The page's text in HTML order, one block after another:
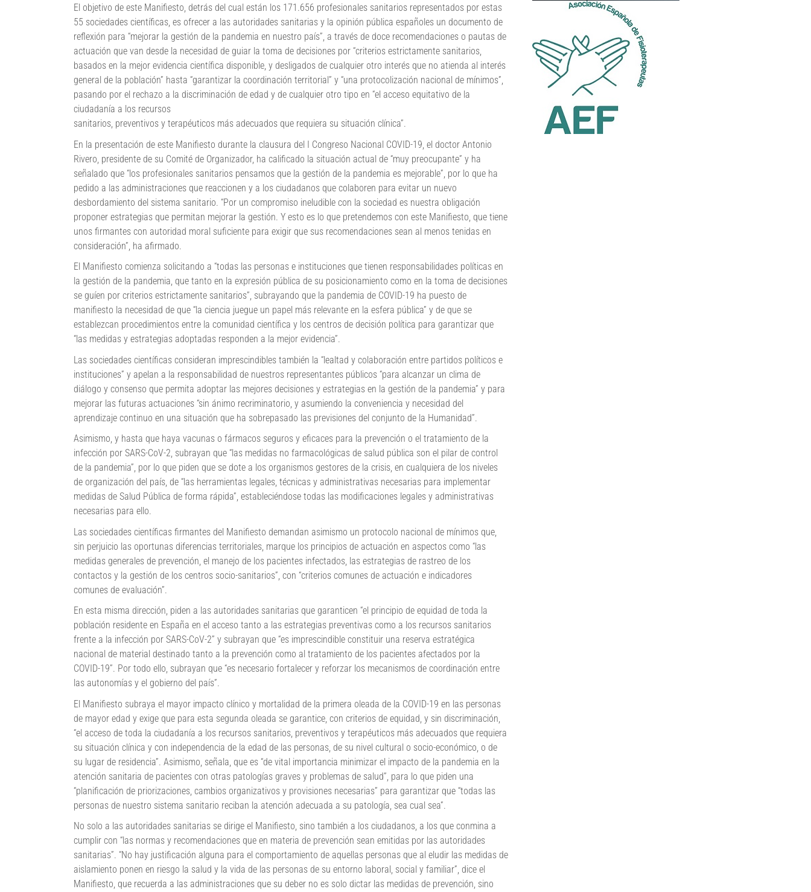
El objetivo de este Manifiesto, detrás del cual están los 171.656 profesionales sanitarios representados por estas
55 sociedades científicas, es ofrecer a las autoridades sanitarias y la opinión pública españoles un documento de
reflexión para “mejorar la gestión de la pandemia en nuestro país”, a través de doce recomendaciones o pautas de
actuación que van desde la necesidad de guiar la toma de decisiones por “criterios estrictamente sanitarios,
basados en la mejor evidencia científica disponible, y desligados de cualquier otro interés que no atienda al interés
general de la población” hasta “garantizar la coordinación territorial” y “una protocolización nacional de mínimos”,
pasando por el rechazo a la discriminación de edad y de cualquier otro tipo en “el acceso equitativo de la
ciudadanía a los recursos
sanitarios, preventivos y terapéuticos más adecuados que requiera su situación clínica”.
En la presentación de este Manifiesto durante la clausura del I Congreso Nacional COVID-19, el doctor Antonio
Rivero, presidente de su Comité de Organizador, ha calificado la situación actual de “muy preocupante” y ha
señalado que “los profesionales sanitarios pensamos que la gestión de la pandemia es mejorable”, por lo que ha
pedido a las administraciones que reaccionen y a los ciudadanos que colaboren para evitar un nuevo
desbordamiento del sistema sanitario. “Por un compromiso ineludible con la sociedad es nuestra obligación
proponer estrategias que permitan mejorar la gestión. Y esto es lo que pretendemos con este Manifiesto, que tiene
unos firmantes con autoridad moral suficiente para exigir que sus recomendaciones sean al menos tenidas en
consideración”, ha afirmado.
El Manifiesto comienza solicitando a “todas las personas e instituciones que tienen responsabilidades políticas en
la gestión de la pandemia, que tanto en la expresión pública de su posicionamiento como en la toma de decisiones
se guíen por criterios estrictamente sanitarios”, subrayando que la pandemia de COVID-19 ha puesto de
manifiesto la necesidad de que “la ciencia juegue un papel más relevante en la esfera pública” y de que se
establezcan procedimientos entre la comunidad científica y los centros de decisión política para garantizar que
“las medidas y estrategias adoptadas responden a la mejor evidencia”.
Las sociedades científicas consideran imprescindibles también la “lealtad y colaboración entre partidos políticos e
instituciones” y apelan a la responsabilidad de nuestros representantes públicos “para alcanzar un clima de
diálogo y consenso que permita adoptar las mejores decisiones y estrategias en la gestión de la pandemia” y para
mejorar las futuras actuaciones “sin ánimo recriminatorio, y asumiendo la conveniencia y necesidad del
aprendizaje continuo en una situación que ha sobrepasado las previsiones del conjunto de la Humanidad”.
Asimismo, y hasta que haya vacunas o fármacos seguros y eficaces para la prevención o el tratamiento de la
infección por SARS-CoV-2, subrayan que “las medidas no farmacológicas de salud pública son el pilar de control
de la pandemia”, por lo que piden que se dote a los organismos gestores de la crisis, en cualquiera de los niveles
de organización del país, de “las herramientas legales, técnicas y administrativas necesarias para implementar
medidas de Salud Pública de forma rápida”, estableciéndose todas las modificaciones legales y administrativas
necesarias para ello.
Las sociedades científicas firmantes del Manifiesto demandan asimismo un protocolo nacional de mínimos que,
sin perjuicio las oportunas diferencias territoriales, marque los principios de actuación en aspectos como “las
medidas generales de prevención, el manejo de los pacientes infectados, las estrategias de rastreo de los
contactos y la gestión de los centros socio-sanitarios”, con “criterios comunes de actuación e indicadores
comunes de evaluación”.
En esta misma dirección, piden a las autoridades sanitarias que garanticen “el principio de equidad de toda la
población residente en España en el acceso tanto a las estrategias preventivas como a los recursos sanitarios
frente a la infección por SARS-CoV-2” y subrayan que “es imprescindible constituir una reserva estratégica
nacional de material destinado tanto a la prevención como al tratamiento de los pacientes afectados por la
COVID-19”. Por todo ello, subrayan que “es necesario fortalecer y reforzar los mecanismos de coordinación entre
las autonomías y el gobierno del país”.
El Manifiesto subraya el mayor impacto clínico y mortalidad de la primera oleada de la COVID-19 en las personas
de mayor edad y exige que para esta segunda oleada se garantice, con criterios de equidad, y sin discriminación,
“el acceso de toda la ciudadanía a los recursos sanitarios, preventivos y terapéuticos más adecuados que requiera
su situación clínica y con independencia de la edad de las personas, de su nivel cultural o socio-económico, o de
su lugar de residencia”. Asimismo, señala, que es “de vital importancia minimizar el impacto de la pandemia en la
atención sanitaria de pacientes con otras patologías graves y problemas de salud”, para lo que piden una
“planificación de priorizaciones, cambios organizativos y provisiones necesarias” para garantizar que “todas las
personas de nuestro sistema sanitario reciban la atención adecuada a su patología, sea cual sea”.
No solo a las autoridades sanitarias se dirige el Manifiesto, sino también a los ciudadanos, a los que conmina a
cumplir con “las normas y recomendaciones que en materia de prevención sean emitidas por las autoridades
sanitarias”. “No hay justificación alguna para el comportamiento de aquellas personas que al eludir las medidas de
aislamiento ponen en riesgo la salud y la vida de las personas de su entorno laboral, social y familiar”, dice el
Manifiesto, que recuerda a las administraciones que su deber no es solo dictar las medidas de prevención, sino